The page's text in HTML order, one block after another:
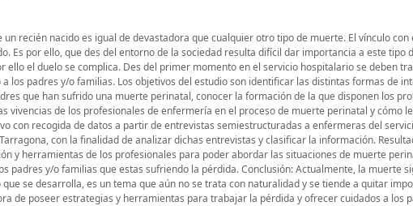
recién nacido es igual de devastadora que cualquier otro tipo de muerte. El vínculo con
Es por ello, que des del entorno de la sociedad resulta difícil dar importancia a este tipo
ello el duelo se complica. Des del primer momento en el servicio hospitalario se deben
los padres y/o familias. Los objetivos del estudio son identificar las distintas formas de
que han sufrido una muerte perinatal, conocer la formación de la que disponen los
vivencias de los profesionales de enfermería en el proceso de muerte perinatal y cómo
con recogida de datos a partir de entrevistas semiestructuradas a enfermeras del
con la finalidad de analizar dichas entrevistas y clasificar la información.
y herramientas de los profesionales para poder abordar las situaciones de muerte
padres y/o familias que estas sufriendo la pérdida. Conclusión: Actualmente, la muerte
se desarrolla, es un tema que aún no se trata con naturalidad y se tiende a quitar
de poseer estrategias y herramientas para trabajar la pérdida y ofrecer cuidados a los